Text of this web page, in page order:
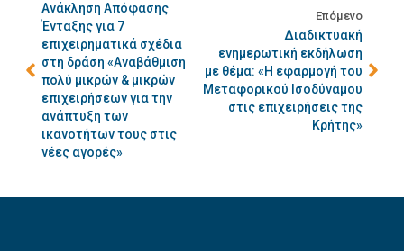
Ανάκληση Απόφασης
Ένταξης για 7
επιχειρηματικά σχέδια
στη δράση «Αναβάθμιση
πολύ μικρών & μικρών
επιχειρήσεων για την
ανάπτυξη των
ικανοτήτων τους στις
νέες αγορές»
Επόμενο
Διαδικτυακή
ενημερωτική εκδήλωση
με θέμα: «Η εφαρμογή του
Μεταφορικού Ισοδύναμου
στις επιχειρήσεις της
Κρήτης»